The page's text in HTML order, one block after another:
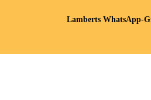
Lamberts WhatsApp-